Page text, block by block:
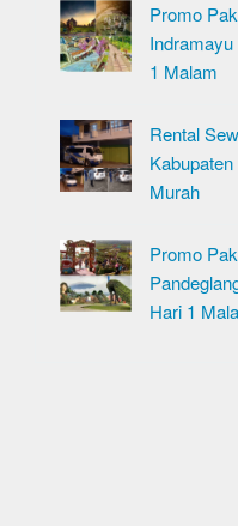
Promo
1 Malam
Rental
Murah
Promo
Hari 1